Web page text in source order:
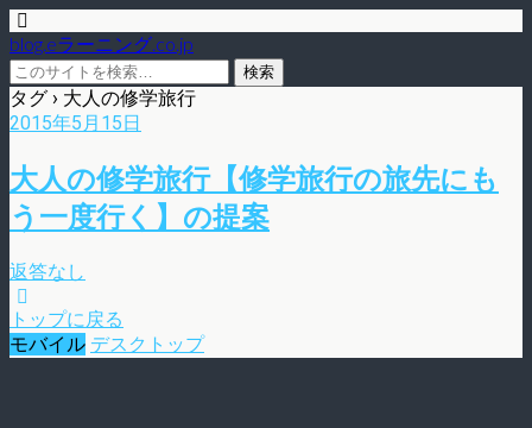
blog.eラーニング.co.jp
タグ › 大人の修学旅行
2015年5月15日
大人の修学旅行【修学旅行の旅先にも
う一度行く】の提案
返答なし
トップに戻る
モバイル デスクトップ